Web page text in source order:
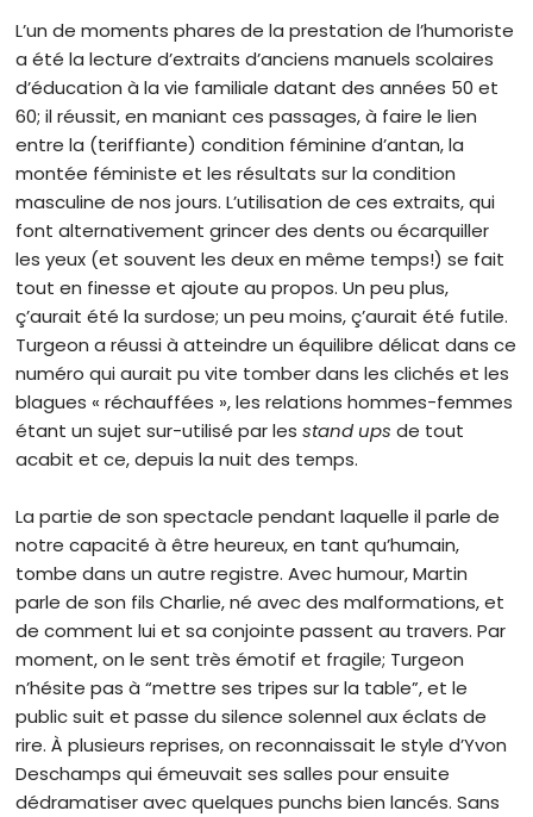
L’un de moments phares de la prestation de l’humoriste
a été la lecture d’extraits d’anciens manuels scolaires
d’éducation à la vie familiale datant des années 50 et
60; il réussit, en maniant ces passages, à faire le lien
entre la (teriffiante) condition féminine d’antan, la
montée féministe et les résultats sur la condition
masculine de nos jours. L’utilisation de ces extraits, qui
font alternativement grincer des dents ou écarquiller
les yeux (et souvent les deux en même temps!) se fait
tout en finesse et ajoute au propos. Un peu plus,
ç’aurait été la surdose; un peu moins, ç’aurait été futile.
Turgeon a réussi à atteindre un équilibre délicat dans ce
numéro qui aurait pu vite tomber dans les clichés et les
blagues « réchauffées », les relations hommes-femmes
étant un sujet sur-utilisé par lesstand ups de tout
acabit et ce, depuis la nuit des temps.
La partie de son spectacle pendant laquelle il parle de
notre capacité à être heureux, en tant qu’humain,
tombe dans un autre registre. Avec humour, Martin
parle de son fils Charlie, né avec des malformations, et
de comment lui et sa conjointe passent au travers. Par
moment, on le sent très émotif et fragile; Turgeon
n’hésite pas à “mettre ses tripes sur la table”, et le
public suit et passe du silence solennel aux éclats de
rire. À plusieurs reprises, on reconnaissait le style d’Yvon
Deschamps qui émeuvait ses salles pour ensuite
dédramatiser avec quelques punchs bien lancés. Sans